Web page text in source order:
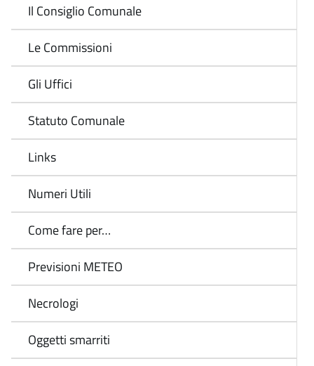
Il Consiglio Comunale
Le Commissioni
Gli Uffici
Statuto Comunale
Links
Numeri Utili
Come fare per…
Previsioni METEO
Necrologi
Oggetti smarriti